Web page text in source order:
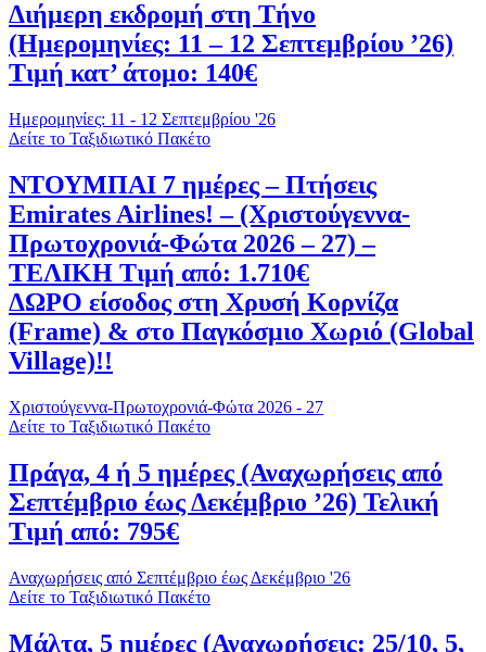
Διήμερη εκδρομή στη Τήνο
(Ημερομηνίες: 11 – 12 Σεπτεμβρίου ’26)
Τιμή κατ’ άτομο: 140€
Ημερομηνίες: 11 - 12 Σεπτεμβρίου '26
Δείτε το Ταξιδιωτικό Πακέτο
ΝΤΟΥΜΠΑΙ 7 ημέρες – Πτήσεις
Emirates Airlines! – (Χριστούγεννα-
Πρωτοχρονιά-Φώτα 2026 – 27) –
ΤΕΛΙΚΗ Τιμή από: 1.710€
ΔΩΡΟ είσοδος στη Χρυσή Κορνίζα
(Frame) & στο Παγκόσμιο Χωριό (Global
Village)!!
Χριστούγεννα-Πρωτοχρονιά-Φώτα 2026 - 27
Δείτε το Ταξιδιωτικό Πακέτο
Πράγα, 4 ή 5 ημέρες (Αναχωρήσεις από
Σεπτέμβριο έως Δεκέμβριο ’26) Τελική
Τιμή από: 795€
Αναχωρήσεις από Σεπτέμβριο έως Δεκέμβριο '26
Δείτε το Ταξιδιωτικό Πακέτο
Μάλτα, 5 ημέρες (Αναχωρήσεις: 25/10, 5,